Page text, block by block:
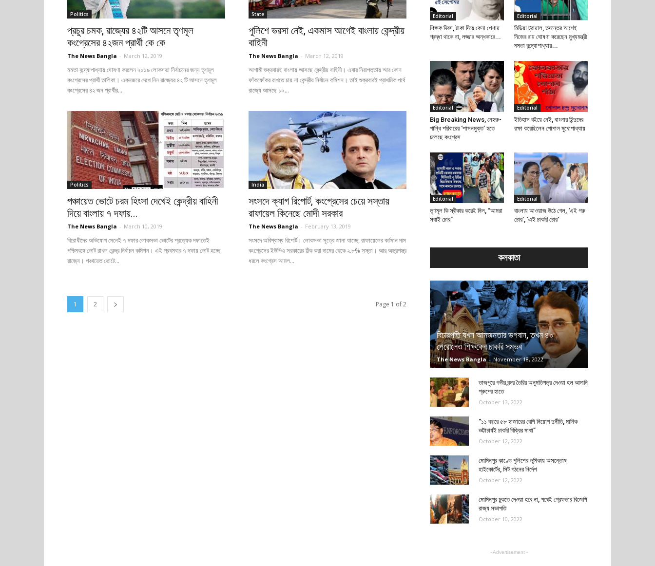
Politics
প্রচুর চমক, রাজ্যের ৪২টি আসনে তৃণমূল
কংগ্রেসের ৪২জন প্রার্থী কে কে
The News Bangla - March 12, 2019
মমতা বন্দ্যোপাধ্যায় ঘোষণা করলেন ২০১৯ লোকসভা নির্বাচনের জন্য তৃণমূল
কংগ্রেসের প্রার্থী তালিকা। একনজরে দেখে নিন রাজ্যের ৪২ টি আসনে তৃণমূল
কংগ্রেসের ৪২ জন প্রার্থীর...
State
পুলিশে ভরসা নেই, একমাস আগেই বাংলায় কেন্দ্রীয়
বাহিনী
The News Bangla - March 12, 2019
আগামী শুক্রবারই বাংলায় আসছে কেন্দ্রীয় বাহিনী। এবার নিরাপত্তায় আর কোন
ফাঁকফোঁকর রাখতে চায় না কেন্দ্রীয় নির্বাচন কমিশন। তাই শুক্রবারই প্রাথমিক পর্বে
রাজ্যে আসছে ১০...
Politics
পঞ্চায়েত ভোটে চরম হিংসা দেখেই কেন্দ্রীয় বাহিনী
দিয়ে বাংলায় ৭ দফায়...
The News Bangla - March 10, 2019
বিরোধীদের অভিযোগ মেনেই ৭ দফার লোকসভা ভোটের প্রত্যেক দফাতেই
পশ্চিমবঙ্গে ভোট রাখল কেন্দ্র নির্বাচন কমিশন। এই প্রথমবার ৭ দফায় ভোট হচ্ছে
রাজ্যে। পঞ্চায়েত ভোটে...
India
সংসদে ক্যাগ রিপোর্ট, কংগ্রেসের চেয়ে সস্তায়
রাফায়েল কিনেছে মোদী সরকার
The News Bangla - February 13, 2019
সংসদে অবিশ্বাস্য রিপোর্ট। লোকসভা সূত্রে জানা যাচ্ছে, রাফায়েলের বর্তমান দাম
কংগ্রেসের ইউপিএ সরকারের ঠিক করা দামের থেকে ২.৮% সস্তা। আর অস্ত্রশস্ত্র
ধরলে কংগ্রেস আমল...
1 2 Page 1 of 2
Editorial
শিক্ষক দিবস, টাকা দিয়ে কেনা পেশায়
শ্রদ্ধা থাকে না, লজ্জার অন্ধকারে...
Editorial
মিডিয়া ট্রায়াল, তদন্তের আগেই
নিজের রায় ঘোষণা করেছেন মুখ্যমন্ত্রী
মমতা বন্দ্যোপাধ্যায়...
Editorial
Big Breaking News, নেহরু-
গান্ধি পরিবারের ‘শাসনমুক্ত’ হতে
চলেছে কংগ্রেস
Editorial
ইতিহাস বইয়ে নেই, বাংলার হিন্দুদের
রক্ষা করেছিলেন গোপাল মুখোপাধ্যায়
Editorial
তৃণমূল কি স্বীকার করেই নিল, “আমরা
সবাই চোর”
Editorial
বাংলায় আওয়াজ উঠে গেল, ‘এই গরু
চোর’, ‘এই চাকরি চোর’
কলকাতা
বিচারপতি যখন আমজনতার ভগবান, তখন ৪০
পেরোলেও শিক্ষকের চাকরি সম্ভব
The News Bangla - November 18, 2022
তাজপুরে গভীর বন্দর তৈরির অনুমতিপত্র দেওয়া হল আদানি
গ্রুপের হাতে
October 13, 2022
“১১ বছরে ৫৮ হাজারের বেশি নিয়োগ দুর্নীতি, মানিক
ভট্টাচার্যই চাকরি বিক্রির মাথা”
October 12, 2022
মোমিনপুর কাণ্ডে পুলিশের ভূমিকায় অসন্তোষ
হাইকোর্টের, সিট গঠনের নির্দেশ
October 12, 2022
মোমিনপুর ঢুকতে দেওয়া হবে না, পথেই গ্রেফতার বিজেপি
রাজ্য সভাপতি
October 10, 2022
- Advertisement -